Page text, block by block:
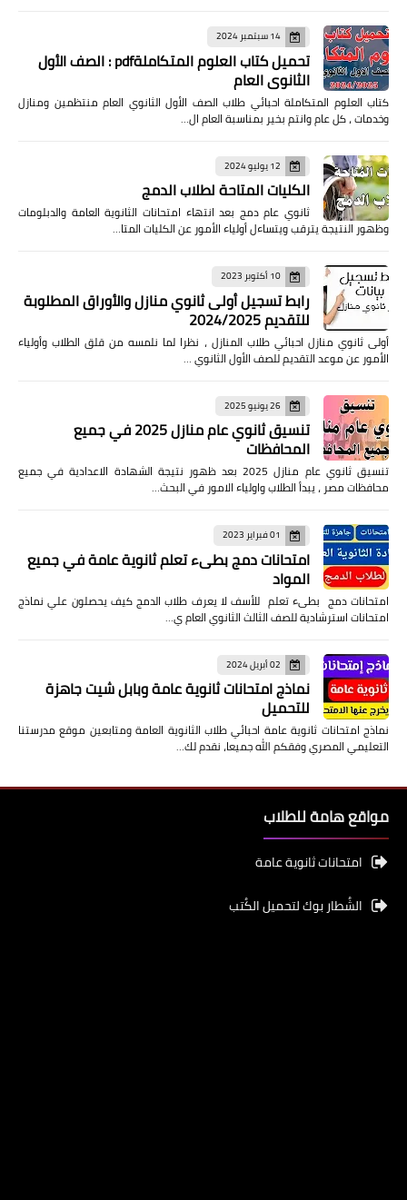
14 سبتمبر 2024
تحميل كتاب العلوم المتكاملةpdf : الصف الأول
الثانوي العام
كتاب العلوم المتكاملة احبائي طلاب الصف الأول الثانوي العام منتظمين ومنازل
وخدمات ، كل عام وانتم بخير بمناسبة العام ال…
12 يوليو 2024
الكليات المتاحة لطلاب الدمج
ثانوي عام دمج بعد انتهاء امتحانات الثانوية العامة والدبلومات
وظهور النتيجة يترقب ويتساءل أولياء الأمور عن الكليات المتا…
10 أكتوبر 2023
رابط تسجيل أولى ثانوي منازل والأوراق المطلوبة
للتقديم 2024/2025
أولى ثانوي منازل احبائي طلاب المنازل ، نظرا لما نلمسه من قلق الطلاب وأولياء
الأمور عن موعد التقديم للصف الأول الثانوي …
26 يونيو 2025
تنسيق ثانوي عام منازل 2025 في جميع
المحافظات
تنسيق ثانوي عام منازل 2025 بعد ظهور نتيجة الشهادة الاعدادية في جميع
محافظات مصر ، يبدأ الطلاب واولياء الامور في البحث…
01 فبراير 2023
امتحانات دمج بطىء تعلم ثانوية عامة في جميع
المواد
امتحانات دمج بطىء تعلم للأسف لا يعرف طلاب الدمج كيف يحصلون علي نماذج
امتحانات استرشادية للصف الثالث الثانوي العام ي…
02 أبريل 2024
نماذج امتحانات ثانوية عامة وبابل شيت جاهزة
للتحميل
نماذج امتحانات ثانوية عامة احبائي طلاب الثانوية العامة ومتابعين موقع مدرستنا
التعليمي المصري وفقكم الله جميعا، نقدم لك…
مواقع هامة للطلاب
امتحانات ثانوية عامة
الشُطار بوك لتحميل الكُتب